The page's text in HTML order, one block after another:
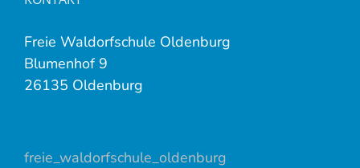
Freie Waldorfschule Oldenburg
Blumenhof 9
26135 Oldenburg
freie_waldorfschule_oldenburg